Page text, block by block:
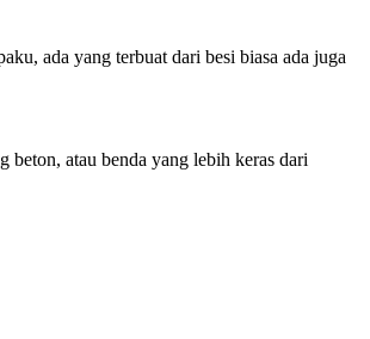
ada yang terbuat dari besi biasa ada juga
beton, atau benda yang lebih keras dari